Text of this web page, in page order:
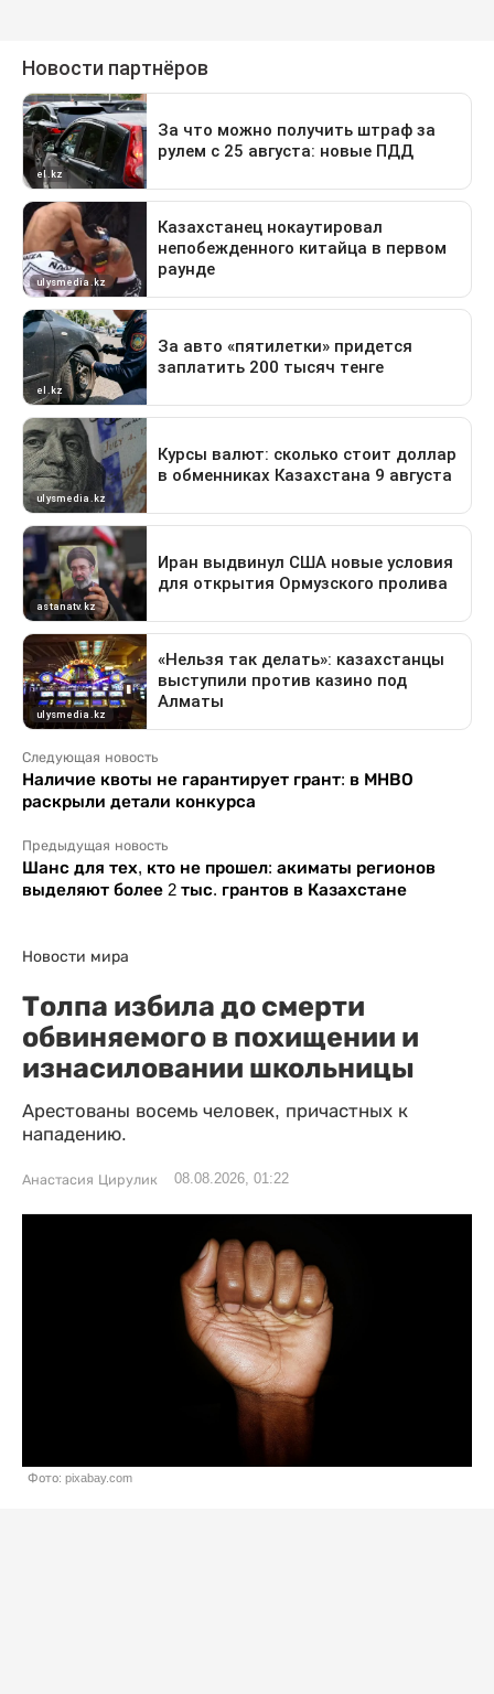
Следующая новость
Наличие квоты не гарантирует грант: в МНВО
раскрыли детали конкурса
Предыдущая новость
Шанс для тех, кто не прошел: акиматы регионов
выделяют более 2 тыс. грантов в Казахстане
Новости мира
Толпа избила до смерти
обвиняемого в похищении и
изнасиловании школьницы
Арестованы восемь человек, причастных к
нападению.
Анастасия Цирулик 08.08.2026, 01:22
Фото: pixabay.com